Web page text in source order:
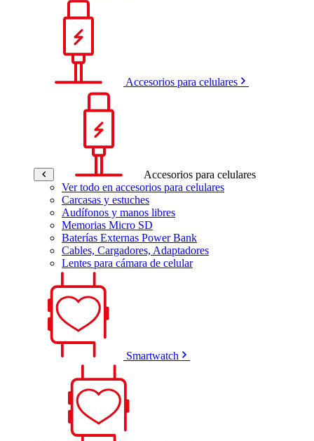
Accesorios para celulares
Accesorios para celulares
Ver todo en accesorios para celulares
Carcasas y estuches
Audífonos y manos libres
Memorias Micro SD
Baterías Externas Power Bank
Cables, Cargadores, Adaptadores
Lentes para cámara de celular
Smartwatch